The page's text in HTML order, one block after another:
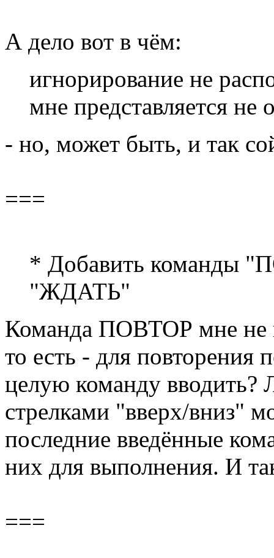
А дело вот в чём:
игнорирование не
мне представляется
- но, может быть, и так
===
* Добавить
"ЖДАТЬ"
Команда ПОВТОР мне не
то есть - для повторения
целую команду вводить?
стрелками "вверх/вниз"
последние введённые
них для выполнения. И
===